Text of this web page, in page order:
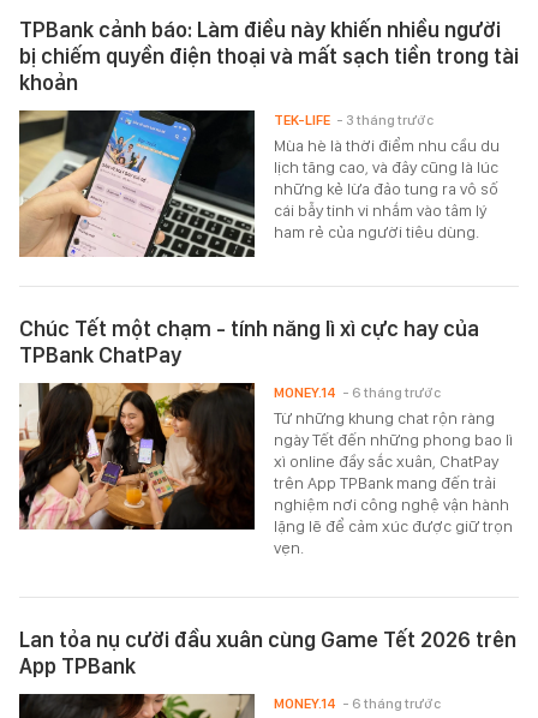
TPBank cảnh báo: Làm điều này khiến nhiều người
bị chiếm quyền điện thoại và mất sạch tiền trong tài
khoản
Mùa hè là thời điểm nhu cầu du
lịch tăng cao, và đây cũng là lúc
những kẻ lừa đảo tung ra vô số
cái bẫy tinh vi nhắm vào tâm lý
ham rẻ của người tiêu dùng.
TEK-LIFE - 3 tháng trước
Chúc Tết một chạm - tính năng lì xì cực hay của
TPBank ChatPay
Từ những khung chat rộn ràng
ngày Tết đến những phong bao lì
xì online đầy sắc xuân, ChatPay
trên App TPBank mang đến trải
nghiệm nơi công nghệ vận hành
lặng lẽ để cảm xúc được giữ trọn
vẹn.
MONEY.14 - 6 tháng trước
Lan tỏa nụ cười đầu xuân cùng Game Tết 2026 trên
App TPBank
MONEY.14 - 6 tháng trước